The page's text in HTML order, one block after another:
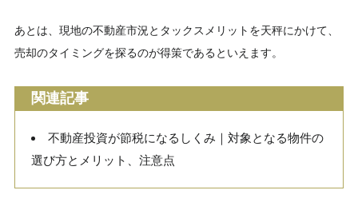
あとは、現地の不動産市況とタックスメリットを天秤にかけて、
売却のタイミングを探るのが得策であるといえます。
関連記事
不動産投資が節税になるしくみ｜対象となる物件の
選び方とメリット、注意点